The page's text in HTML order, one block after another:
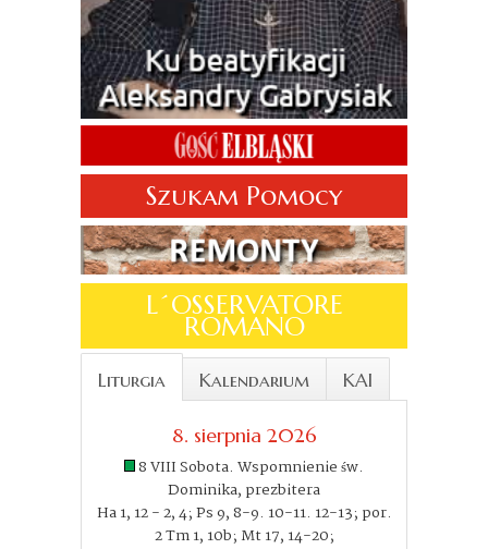
Szukam Pomocy
L´OSSERVATORE
ROMANO
Liturgia Kalendarium KAI
8. sierpnia 2026
8 VIII Sobota. Wspomnienie św.
Dominika, prezbitera
Ha 1, 12 - 2, 4; Ps 9, 8-9. 10-11. 12-13; por.
2 Tm 1, 10b; Mt 17, 14-20;